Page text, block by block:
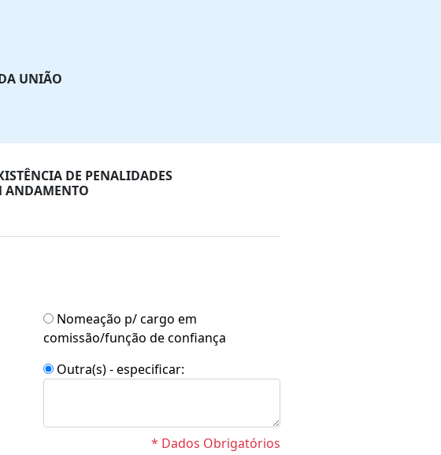
UNIÃO
DE PENALIDADES
ANDAMENTO
Nomeação p/ cargo em
comissão/função de confiança
Outra(s) - especificar:
* Dados Obrigatórios